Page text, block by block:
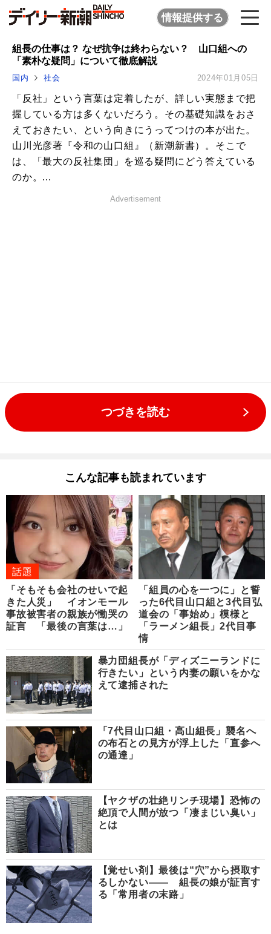
情報提供する
組長の仕事は？ なぜ抗争は終わらない？ 山口組への
「素朴な疑問」について徹底解説
国内 社会 2024年01月05日
「反社」という言葉は定着したが、詳しい実態まで把
握している方は多くないだろう。その基礎知識をおさ
えておきたい、という向きにうってつけの本が出た。
山川光彦著『令和の山口組』（新潮新書）。そこで
は、「最大の反社集団」を巡る疑問にどう答えている
のか。...
Advertisement
つづきを読む
こんな記事も読まれています
話題
「そもそも会社のせいで起
きた人災」 イオンモール
事故被害者の親族が慟哭の
証言 「最後の言葉は…」
「組員の心を一つに」と誓
った6代目山口組と3代目弘
道会の「事始め」模様と
「ラーメン組長」2代目事
情
暴力団組長が「ディズニーランドに
行きたい」という内妻の願いをかな
えて逮捕された
「7代目山口組・高山組長」襲名へ
の布石との見方が浮上した「直参へ
の通達」
【ヤクザの壮絶リンチ現場】恐怖の
絶頂で人間が放つ「凄まじい臭い」
とは
【覚せい剤】最後は“穴”から摂取す
るしかない―― 組長の娘が証言す
る「常用者の末路」